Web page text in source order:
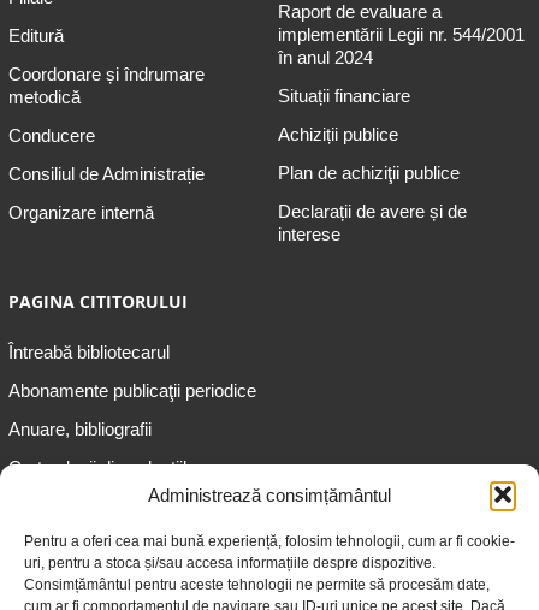
Administrează consimțământul
Pentru a oferi cea mai bună experiență, folosim tehnologii, cum ar fi cookie-
uri, pentru a stoca și/sau accesa informațiile despre dispozitive.
Consimțământul pentru aceste tehnologii ne permite să procesăm date,
cum ar fi comportamentul de navigare sau ID-uri unice pe acest site. Dacă
Editură
Coordonare și îndrumare
metodică
Conducere
Consiliul de Administrație
Organizare internă
Raport de evaluare a
implementării Legii nr. 544/2001
în anul 2024
Situații financiare
Achiziții publice
Plan de achiziţii publice
Declarații de avere și de
interese
PAGINA CITITORULUI
Întreabă bibliotecarul
Abonamente publicaţii periodice
Anuare, bibliografii
Cartea lunii din colecțiile
Informații pentru adolescenți
Informații pentru adulți